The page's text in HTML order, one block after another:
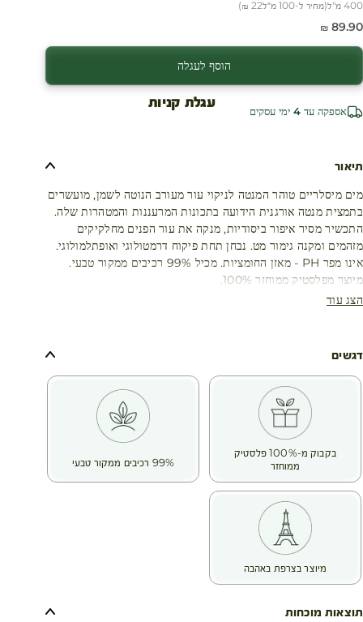
עגלת קניות
400 מ"ל (מחיר ל-100 מ״ל 22 ₪
)
מחיר מבצע
89.90 ₪
הוסף לעגלה
אספקה עד 4 ימי עסקים
תיאור
מים מיסלריים טוהר המנטה לניקוי עור מעורב הנוטה לשמן, מועשרים
בתמצית מנטה אורגנית הידועה בתכונות המרעננות והמטהרות שלה.
התכשיר מסיר איפור ביסודיות, מנקה את עור הפנים מחלקיקים
מזהמים ומקנה גימור מט. נבחן תחת פיקוח דרמטולוגי ואופתלמולוגי.
אינו מפר PH - מאזן החומציות. מכיל 99% רכיבים ממקור טבעי.
מיוצר מפלסטיק ממוחזר 100%.
הצג עוד
דגשים
בקבוק מ-100% פלסטיק
ממוחזר
99% רכיבים ממקור טבעי
מיוצר בצרפת באהבה
תוצאות מוכחות